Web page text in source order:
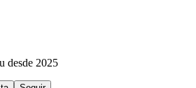
desde 2025